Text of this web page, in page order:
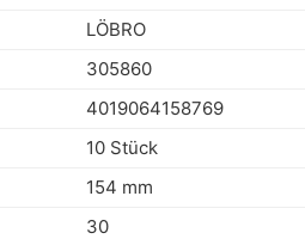
LÖBRO
305860
4019064158769
10 Stück
154 mm
30